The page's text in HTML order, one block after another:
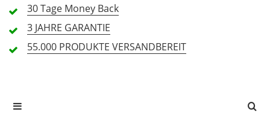
Alle Sprachen
30 Tage Money Back
3 JAHRE GARANTIE
55.000 PRODUKTE VERSANDBEREIT